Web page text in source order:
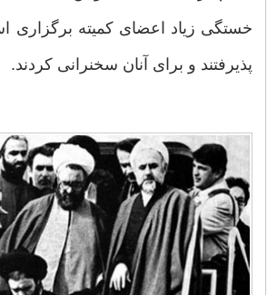
خستگی زیاد اعضای کمیته برگزاری
پذیرفتند و برای آنان سخنرانی کردند.